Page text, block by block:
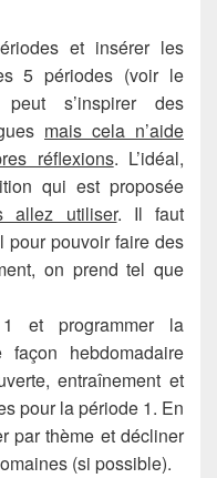
et insérer les
5 périodes (voir le
s’inspirer des
mais cela n’aide
réflexions. L’idéal,
qui est proposée
allez utiliser. Il faut
pour pouvoir faire des
on prend tel que
et programmer la
hebdomadaire
entraînement et
pour la période 1. En
par thème et décliner
(si possible).